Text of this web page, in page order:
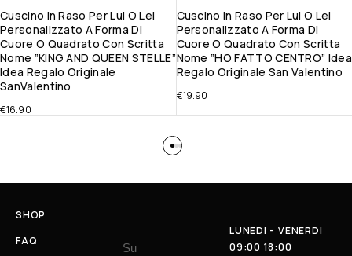
Cuscino In Raso Per Lui O Lei
Personalizzato A Forma Di
Cuore O Quadrato Con Scritta
Nome ”KING AND QUEEN STELLE”
Idea Regalo Originale
SanValentino
€16.90
Cuscino In Raso Per Lui O Lei
Personalizzato A Forma Di
Cuore O Quadrato Con Scritta
Nome ”HO FATTO CENTRO” Idea
Regalo Originale San Valentino
€19.90
SHOP
FAQ
Su
LUNEDI - VENERDI
09:00 18:00